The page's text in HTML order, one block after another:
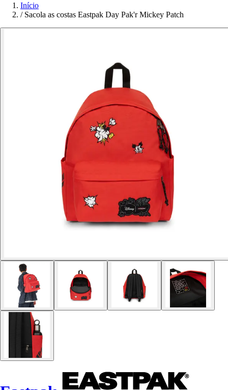
Início
/ Sacola as costas Eastpak Day Pak'r Mickey Patch